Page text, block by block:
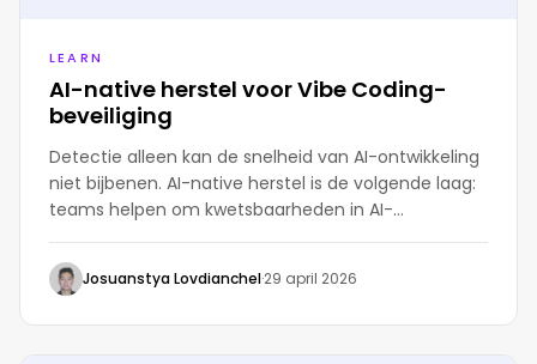
LEARN
AI-native herstel voor Vibe Coding-
beveiliging
Detectie alleen kan de snelheid van AI-ontwikkeling
niet bijbenen. AI-native herstel is de volgende laag:
teams helpen om kwetsbaarheden in AI-
verhelpen, valideren en volgen.
Josuanstya Lovdianchel·29 april 2026